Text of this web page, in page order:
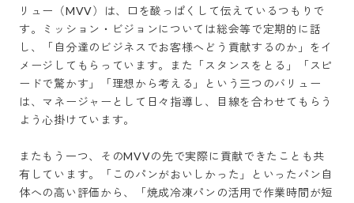
リュー（MVV）は、口を酸っぱくして伝えているつもりで
す。ミッション・ビジョンについては総会等で定期的に話
し、「自分達のビジネスでお客様へどう貢献するのか」をイ
メージしてもらっています。また「スタンスをとる」「スピ
ードで驚かす」「理想から考える」という三つのバリュー
は、マネージャーとして日々指導し、目線を合わせてもらう
よう心掛けています。
またもう一つ、そのMVVの先で実際に貢献できたことも共
有しています。「このパンがおいしかった」といったパン自
体への高い評価から、「焼成冷凍パンの活用で作業時間が短